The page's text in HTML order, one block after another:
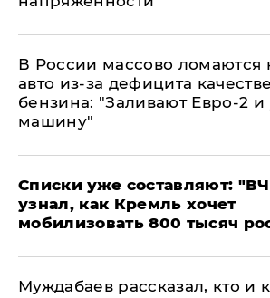
В России массово ломаются
авто из-за дефицита
бензина: "Заливают Евро-2 и
машину"
Списки уже составляют:
узнал, как Кремль хочет
мобилизовать 800 тысяч
Муждабаев рассказал, кто и